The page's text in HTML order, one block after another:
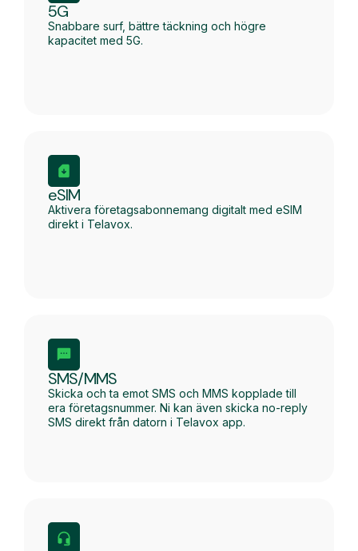
5G
Snabbare surf, bättre täckning och högre
kapacitet med 5G.
eSIM
Aktivera företagsabonnemang digitalt med eSIM
direkt i Telavox.
SMS/MMS
Skicka och ta emot SMS och MMS kopplade till
era företagsnummer. Ni kan även skicka no-reply
SMS direkt från datorn i Telavox app.